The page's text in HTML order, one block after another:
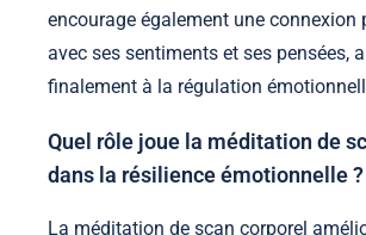
encourage également une connexion
avec ses sentiments et ses pensées,
finalement à la régulation
Quel rôle joue la méditation de
dans la résilience émotionnelle ?
La méditation de scan corporel